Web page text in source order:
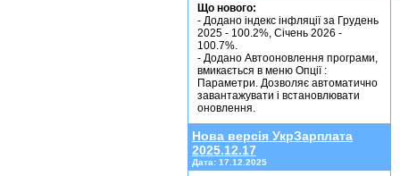
Що нового:
- Додано індекс інфляції за Грудень
2025 - 100.2%, Січень 2026 -
100.7%.
- Додано Автооновлення програми,
вмикається в меню Опції :
Параметри. Дозволяє автоматично
завантажувати і встановлювати
оновлення.
Нова версія УкрЗарплата
2025.12.17
Дата: 17.12.2025